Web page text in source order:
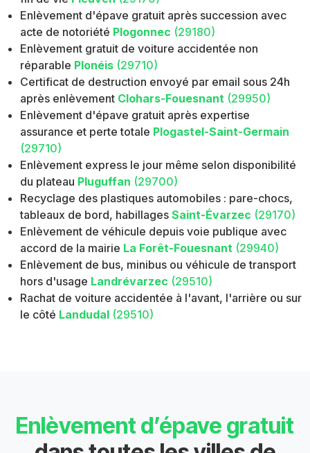
Enlèvement d'épave gratuit après succession avec
acte de notoriété Plogonnec (29180)
Enlèvement gratuit de voiture accidentée non
réparable Plonéis (29710)
Certificat de destruction envoyé par email sous 24h
après enlèvement Clohars-Fouesnant (29950)
Enlèvement d'épave gratuit après expertise
assurance et perte totale Plogastel-Saint-Germain
(29710)
Enlèvement express le jour même selon disponibilité
du plateau Pluguffan (29700)
Recyclage des plastiques automobiles : pare-chocs,
tableaux de bord, habillages Saint-Évarzec (29170)
Enlèvement de véhicule depuis voie publique avec
accord de la mairie La Forêt-Fouesnant (29940)
Enlèvement de bus, minibus ou véhicule de transport
hors d'usage Landrévarzec (29510)
Rachat de voiture accidentée à l'avant, l'arrière ou sur
le côté Landudal (29510)
Enlèvement d’épave gratuit